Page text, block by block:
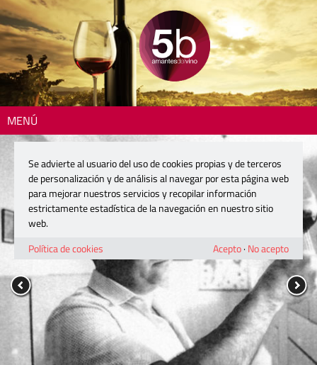
MENÚ
Se advierte al usuario del uso de cookies propias y de terceros
de personalización y de análisis al navegar por esta página web
para mejorar nuestros servicios y recopilar información
estrictamente estadística de la navegación en nuestro sitio
web.
Política de cookies
Acepto· No acepto